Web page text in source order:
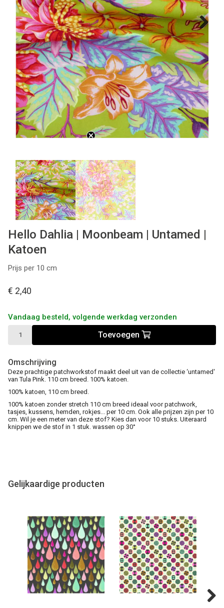
Tips & tricks
Cadeaubon
Solden
Contact
Next
Hello Dahlia | Moonbeam | Untamed |
Katoen
Prijs per 10 cm
€ 2,40
Vandaag besteld, volgende werkdag verzonden
Toevoegen
Omschrijving
Deze prachtige patchworkstof maakt deel uit van de collectie ‘untamed'
van Tula Pink. 110 cm breed. 100% katoen.
100% katoen, 110 cm breed.
100% katoen zonder stretch 110 cm breed ideaal voor patchwork,
tasjes, kussens, hemden, rokjes... per 10 cm. Ook alle prijzen zijn per 10
cm. Wil je een meter van deze stof? Kies dan voor 10 stuks. Uiteraard
knippen we de stof in 1 stuk. wassen op 30°
Gelijkaardige producten